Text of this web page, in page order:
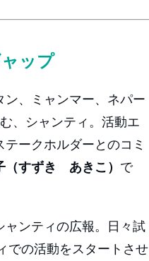
ップ
、ミャンマー、ネパー
、シャンティ。活動エ
ークホルダーとのコミ
（すずき あきこ） で
ャンティの広報。日々試
での活動をスタートさせ